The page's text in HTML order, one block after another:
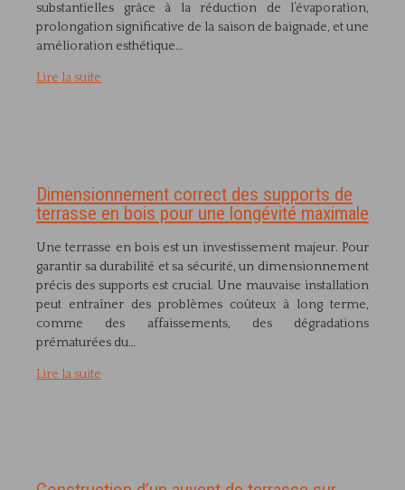
substantielles grâce à la réduction de l’évaporation,
prolongation significative de la saison de baignade, et une
amélioration esthétique…
Lire la suite
Dimensionnement correct des supports de
terrasse en bois pour une longévité maximale
Une terrasse en bois est un investissement majeur. Pour
garantir sa durabilité et sa sécurité, un dimensionnement
précis des supports est crucial. Une mauvaise installation
peut entraîner des problèmes coûteux à long terme,
comme des affaissements, des dégradations
prématurées du…
Lire la suite